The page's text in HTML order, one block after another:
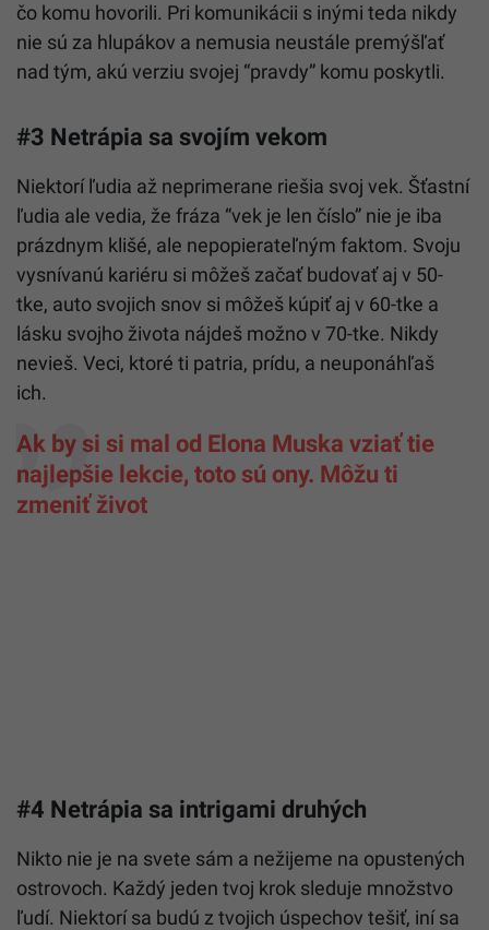
čo komu hovorili. Pri komunikácii s inými teda nikdy
nie sú za hlupákov a nemusia neustále premýšľať
nad tým, akú verziu svojej “pravdy” komu poskytli.
#3 Netrápia sa svojím vekom
Niektorí ľudia až neprimerane riešia svoj vek. Šťastní
ľudia ale vedia, že fráza “vek je len číslo” nie je iba
prázdnym klišé, ale nepopierateľným faktom. Svoju
vysnívanú kariéru si môžeš začať budovať aj v 50-
tke, auto svojich snov si môžeš kúpiť aj v 60-tke a
lásku svojho života nájdeš možno v 70-tke. Nikdy
nevieš. Veci, ktoré ti patria, prídu, a neuponáhľaš
ich.
Ak by si si mal od Elona Muska vziať tie
najlepšie lekcie, toto sú ony. Môžu ti
zmeniť život
#4 Netrápia sa intrigami druhých
Nikto nie je na svete sám a nežijeme na opustených
ostrovoch. Každý jeden tvoj krok sleduje množstvo
ľudí. Niektorí sa budú z tvojich úspechov tešiť, iní sa